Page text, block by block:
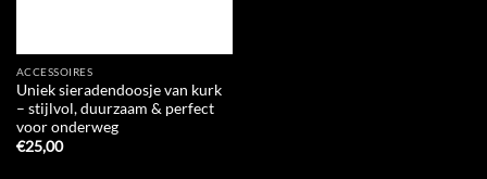
ACCESSOIRES
Uniek sieradendoosje van kurk
– stijlvol, duurzaam & perfect
voor onderweg
€25,00